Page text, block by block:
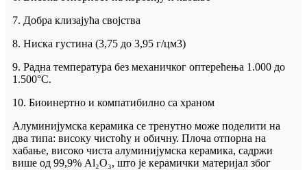
7. Добра клизајућа својства
8. Ниска густина (3,75 до 3,95 г/цм3)
9. Радна температура без механичког оптерећења 1.000 до
1.500°C.
10. Биоинертно и компатибилно са храном
Алуминијумска керамика се тренутно може поделити на
два типа: високу чистоћу и обичну. Плоча отпорна на
хабање, високо чиста алуминијумска керамика, садржи
више од 99,9% Al₂O₃, што је керамички материјал због